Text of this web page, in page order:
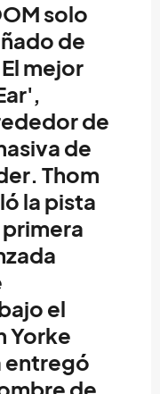
solo
de
mejor
,
de
de
. Thom
la pista
el
Yorke
entregó